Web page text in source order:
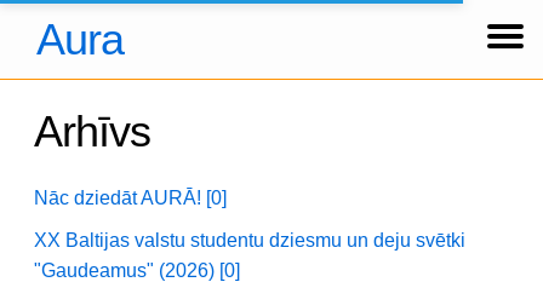
Aura
Arhīvs
Nāc dziedāt AURĀ! [0]
XX Baltijas valstu studentu dziesmu un deju svētki
"Gaudeamus" (2026) [0]